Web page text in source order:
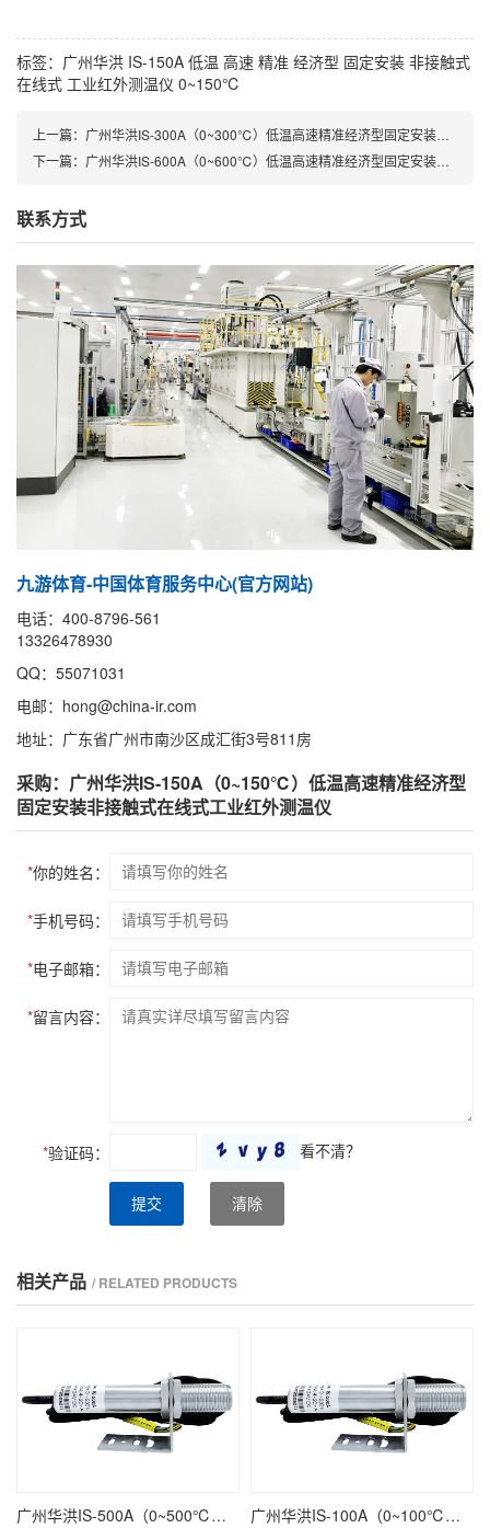
标签： 广州华洪 IS-150A 低温 高速 精准 经济型 固定安装 非接触式
在线式 工业红外测温仪 0~150℃
上一篇：广州华洪IS-300A（0~300℃）低温高速精准经济型固定安装非接触式在线式工业红外测温仪
下一篇：广州华洪IS-600A（0~600℃）低温高速精准经济型固定安装非接触式在线式工业红外测温仪
联系方式
九游体育-中国体育服务中心(官方网站)
电话：400-8796-561
13326478930
QQ：55071031
电邮：hong@china-ir.com
地址：广东省广州市南沙区成汇街3号811房
采购：广州华洪IS-150A（0~150℃）低温高速精准经济型
固定安装非接触式在线式工业红外测温仪
*你的姓名：
*手机号码：
*电子邮箱：
*留言内容：
*验证码： 看不清？
提交 清除
相关产品 / RELATED PRODUCTS
广州华洪IS-500A（0~500℃）低温高速精准经济型固定安装非接触式在线式工业红外测温仪 广州华洪IS-100A（0~100℃）低温高速精准经济型固定安装非接触式在线式工业红外测温仪